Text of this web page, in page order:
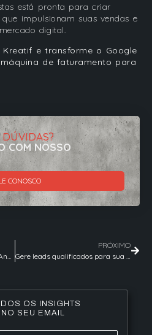
está pronta para criar
impulsionam suas vendas e
digital.
e transforme o Google
de faturamento para
COM NOSSO
CONOSCO
PRÓXIMO
OS INSIGHTS
SEU EMAIL